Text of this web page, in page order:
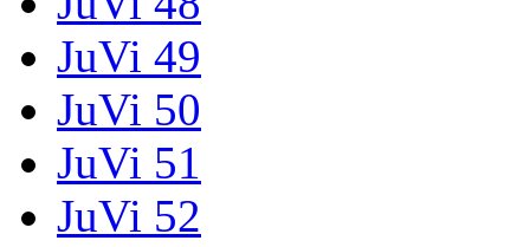
JuVi 49
JuVi 50
JuVi 51
JuVi 52